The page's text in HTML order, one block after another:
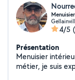
4/5
Présentation
Menuisier
métier, je suis